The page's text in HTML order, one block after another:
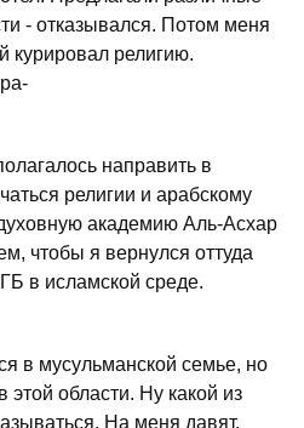
- отказывался. Потом меня
курировал религию.
направить в
религии и арабскому
академию Аль-Асхар
чтобы я вернулся оттуда
в исламской среде.
в мусульманской семье, но
области. Ну какой из
На меня давят.